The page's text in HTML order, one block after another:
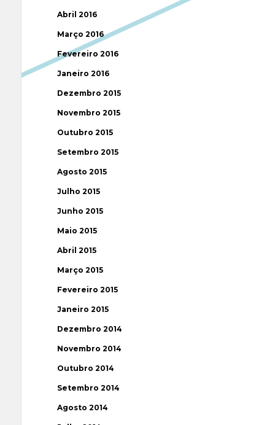
Abril 2016
Março 2016
Fevereiro 2016
Janeiro 2016
Dezembro 2015
Novembro 2015
Outubro 2015
Setembro 2015
Agosto 2015
Julho 2015
Junho 2015
Maio 2015
Abril 2015
Março 2015
Fevereiro 2015
Janeiro 2015
Dezembro 2014
Novembro 2014
Outubro 2014
Setembro 2014
Agosto 2014